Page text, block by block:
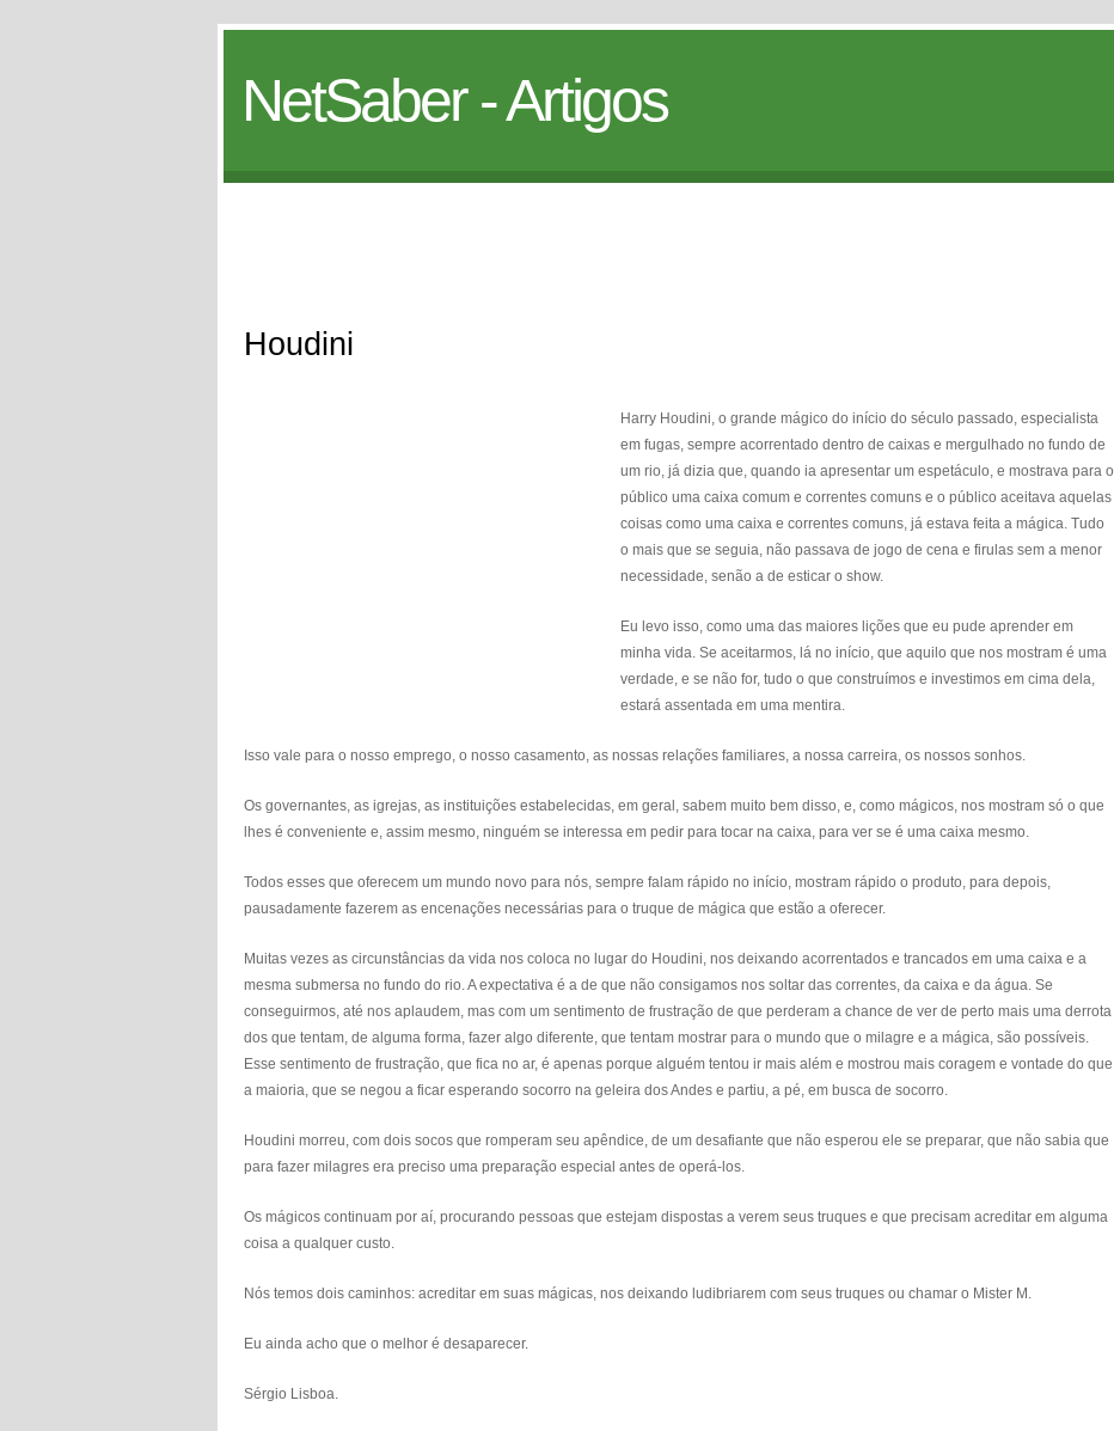
NetSaber - Artigos
Houdini
Harry Houdini, o grande mágico do início do século passado, especialista
em fugas, sempre acorrentado dentro de caixas e mergulhado no fundo de
um rio, já dizia que, quando ia apresentar um espetáculo, e mostrava para o
público uma caixa comum e correntes comuns e o público aceitava aquelas
coisas como uma caixa e correntes comuns, já estava feita a mágica. Tudo
o mais que se seguia, não passava de jogo de cena e firulas sem a menor
necessidade, senão a de esticar o show.
Eu levo isso, como uma das maiores lições que eu pude aprender em
minha vida. Se aceitarmos, lá no início, que aquilo que nos mostram é uma
verdade, e se não for, tudo o que construímos e investimos em cima dela,
estará assentada em uma mentira.
Isso vale para o nosso emprego, o nosso casamento, as nossas relações familiares, a nossa carreira, os nossos sonhos.
Os governantes, as igrejas, as instituições estabelecidas, em geral, sabem muito bem disso, e, como mágicos, nos mostram só o que
lhes é conveniente e, assim mesmo, ninguém se interessa em pedir para tocar na caixa, para ver se é uma caixa mesmo.
Todos esses que oferecem um mundo novo para nós, sempre falam rápido no início, mostram rápido o produto, para depois,
pausadamente fazerem as encenações necessárias para o truque de mágica que estão a oferecer.
Muitas vezes as circunstâncias da vida nos coloca no lugar do Houdini, nos deixando acorrentados e trancados em uma caixa e a
mesma submersa no fundo do rio. A expectativa é a de que não consigamos nos soltar das correntes, da caixa e da água. Se
conseguirmos, até nos aplaudem, mas com um sentimento de frustração de que perderam a chance de ver de perto mais uma derrota
dos que tentam, de alguma forma, fazer algo diferente, que tentam mostrar para o mundo que o milagre e a mágica, são possíveis.
Esse sentimento de frustração, que fica no ar, é apenas porque alguém tentou ir mais além e mostrou mais coragem e vontade do que
a maioria, que se negou a ficar esperando socorro na geleira dos Andes e partiu, a pé, em busca de socorro.
Houdini morreu, com dois socos que romperam seu apêndice, de um desafiante que não esperou ele se preparar, que não sabia que
para fazer milagres era preciso uma preparação especial antes de operá-los.
Os mágicos continuam por aí, procurando pessoas que estejam dispostas a verem seus truques e que precisam acreditar em alguma
coisa a qualquer custo.
Nós temos dois caminhos: acreditar em suas mágicas, nos deixando ludibriarem com seus truques ou chamar o Mister M.
Eu ainda acho que o melhor é desaparecer.
Sérgio Lisboa.